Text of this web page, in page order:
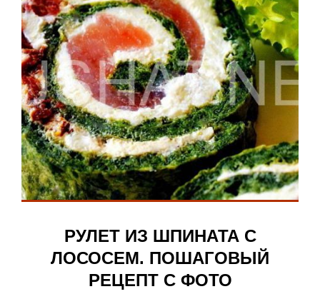
РУЛЕТ ИЗ ШПИНАТА С
ЛОСОСЕМ. ПОШАГОВЫЙ
РЕЦЕПТ С ФОТО